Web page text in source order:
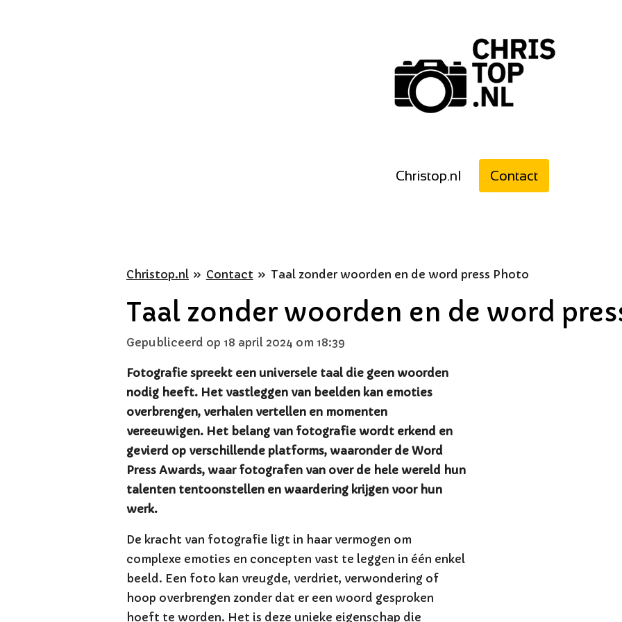
Christop.nl Contact
Christop.nl » Contact » Taal zonder woorden en de word press Photo
Taal zonder woorden en de word
Gepubliceerd op 18 april 2024 om 18:39
Fotografie spreekt een universele taal die geen woorden
nodig heeft. Het vastleggen van beelden kan emoties
overbrengen, verhalen vertellen en momenten
vereeuwigen. Het belang van fotografie wordt erkend en
gevierd op verschillende platforms, waaronder de Word
Press Awards, waar fotografen van over de hele wereld hun
talenten tentoonstellen en waardering krijgen voor hun
werk.
De kracht van fotografie ligt in haar vermogen om
complexe emoties en concepten vast te leggen in één enkel
beeld. Een foto kan vreugde, verdriet, verwondering of
hoop overbrengen zonder dat er een woord gesproken
hoeft te worden. Het is deze unieke eigenschap die